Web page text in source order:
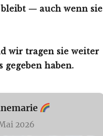
— auch wenn sie
wir tragen sie weiter
haben.
2026